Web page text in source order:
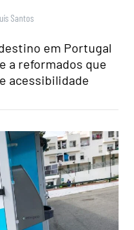
Santos
em Portugal
a reformados que
acessibilidade